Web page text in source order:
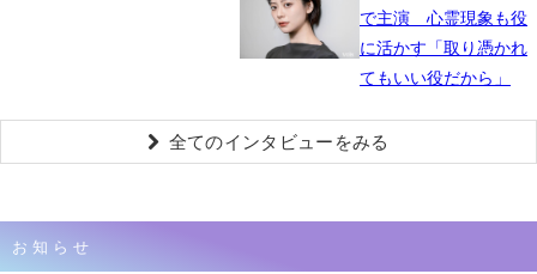
で主演 心霊現象も役
に活かす「取り憑かれ
てもいい役だから」
全てのインタビューをみる
お知らせ